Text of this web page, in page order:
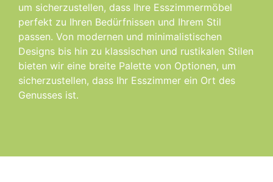
um sicherzustellen, dass Ihre Esszimmermöbel
perfekt zu Ihren Bedürfnissen und Ihrem Stil
passen. Von modernen und minimalistischen
Designs bis hin zu klassischen und rustikalen Stilen
bieten wir eine breite Palette von Optionen, um
sicherzustellen, dass Ihr Esszimmer ein Ort des
Genusses ist.